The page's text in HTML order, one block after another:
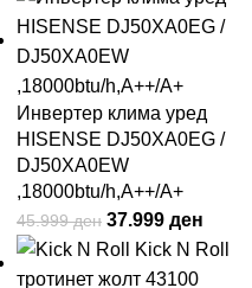
Инвертер клима уред
HISENSE DJ50XA0EG /
DJ50XA0EW
,18000btu/h,A++/A+
45.999ден 37.999 ден